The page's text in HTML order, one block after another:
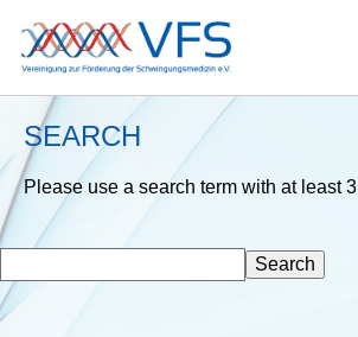
SEARCH
Please use a search term with at least